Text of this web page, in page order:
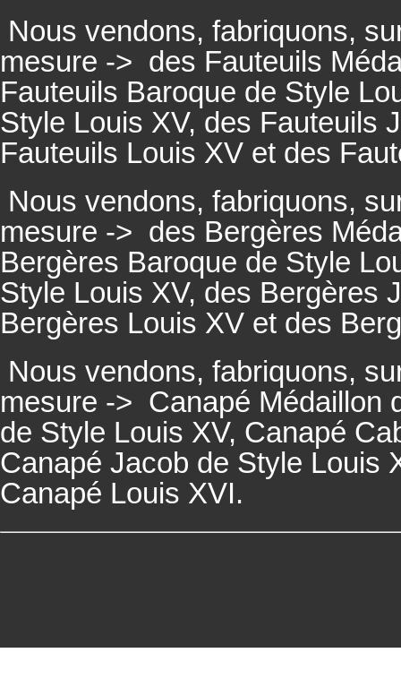
Nous vendons, fabriquons,
mesure -> des Fauteuils
Fauteuils Baroque de Style
Style Louis XV, des Fauteuils
Fauteuils Louis XV et des
Nous vendons, fabriquons,
mesure -> des Bergères
Bergères Baroque de Style
Style Louis XV, des Bergères
Bergères Louis XV et des
Nous vendons, fabriquons,
mesure -> Canapé Médaillon
de Style Louis XV, Canapé
Canapé Jacob de Style Louis
Canapé Louis XVI.